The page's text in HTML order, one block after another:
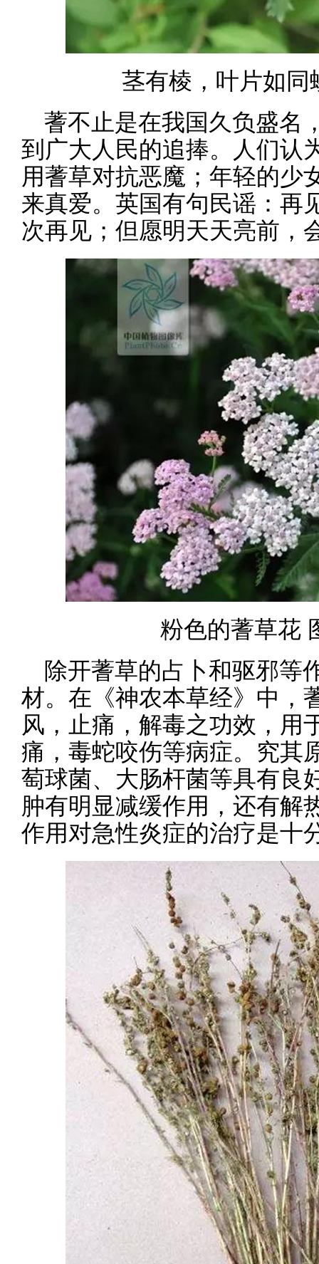
茎有棱，叶片如同
蓍不止是在我国久负盛名
到广大人民的追捧。人们认
用蓍草对抗恶魔；年轻的少
来真爱。英国有句民谣：再
次再见；但愿明天天亮前，
粉色的蓍草花
除开蓍草的占卜和驱邪等
材。在《神农本草经》中，
风，止痛，解毒之功效，用
痛，毒蛇咬伤等病症。究其
萄球菌、大肠杆菌等具有良
肿有明显减缓作用，还有解
作用对急性炎症的治疗是十